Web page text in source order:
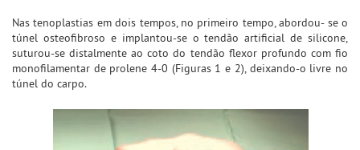
Nas tenoplastias em dois tempos, no primeiro tempo, abordou- se o
túnel osteofibroso e implantou-se o tendão artificial de silicone,
suturou-se distalmente ao coto do tendão flexor profundo com fio
monofilamentar de prolene 4-0 (Figuras 1 e 2), deixando-o livre no
túnel do carpo.